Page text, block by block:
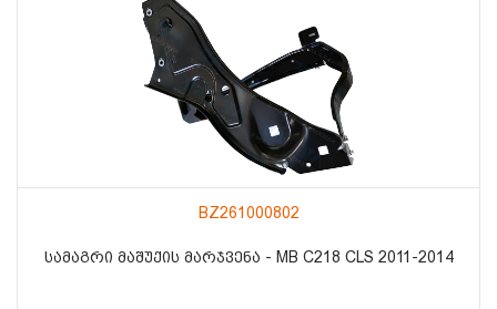
BZ261000802
ᲡᲐᲛᲐᲒᲠᲘ ᲛᲐᲨᲣᲥᲘᲡ ᲛᲐᲠᲯᲕᲔᲜᲐ - MB C218 CLS 2011-2014